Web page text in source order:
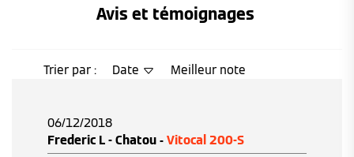
Avis et témoignages
Trier par : Date Meilleur note
06/12/2018
Frederic L - Chatou - Vitocal 200-S